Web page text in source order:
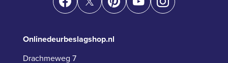
Onlinedeurbeslagshop.nl
Drachmeweg 7